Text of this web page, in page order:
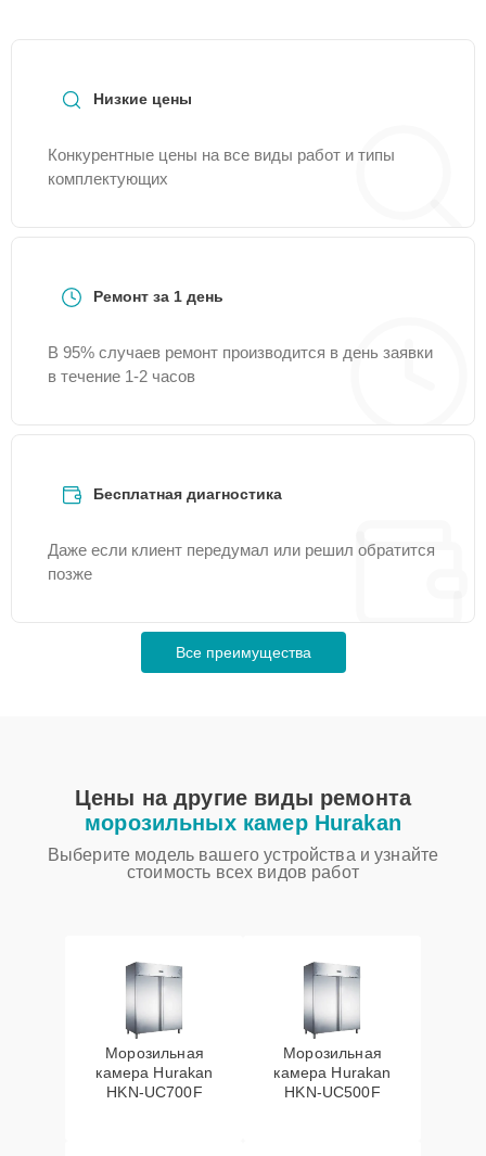
Низкие цены
Конкурентные цены на все виды работ и типы
комплектующих
Ремонт за 1 день
В 95% случаев ремонт производится в день заявки
в течение 1-2 часов
Бесплатная диагностика
Даже если клиент передумал или решил обратится
позже
Все преимущества
Цены на другие виды ремонта
морозильных камер Hurakan
Выберите модель вашего устройства и узнайте
стоимость всех видов работ
Морозильная
камера Hurakan
HKN-UC700F
Морозильная
камера Hurakan
HKN-UC500F